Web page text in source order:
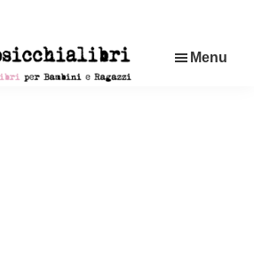
Menu